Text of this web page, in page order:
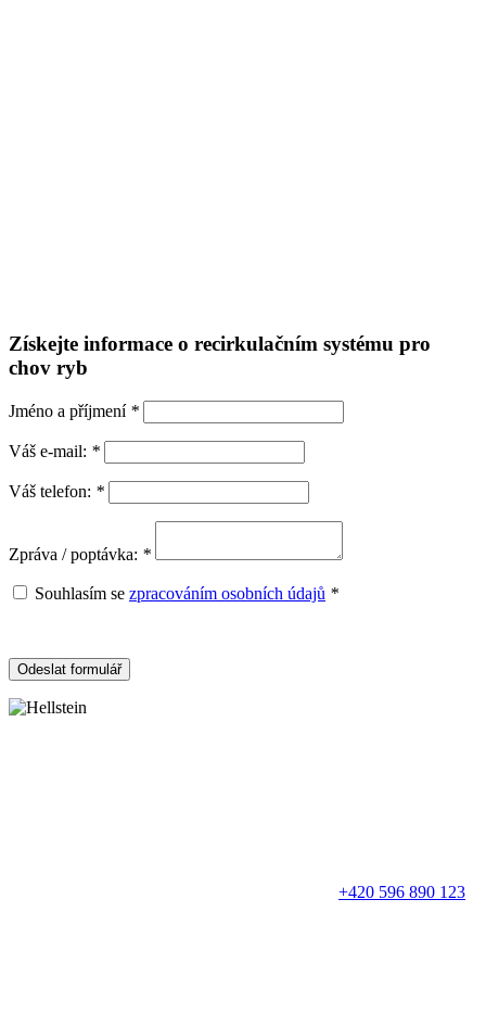
Získejte informace o recirkulačním systému pro
chov ryb
Jméno a příjmení *
Váš e-mail: *
Váš telefon: *
Zpráva / poptávka: *
Souhlasím se zpracováním osobních údajů *
Odeslat formulář
+420 596 890 123